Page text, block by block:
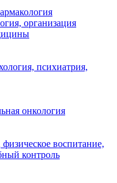
организация
психиатрия,
онкология
воспитание,
контроль